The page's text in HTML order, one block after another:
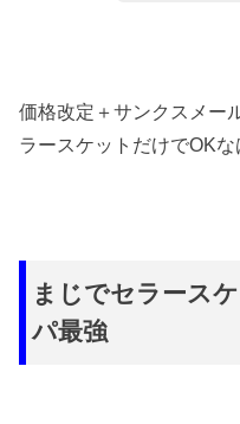
価格改定＋サンクスメー
ラースケットだけでOKな
まじでセラース
パ最強